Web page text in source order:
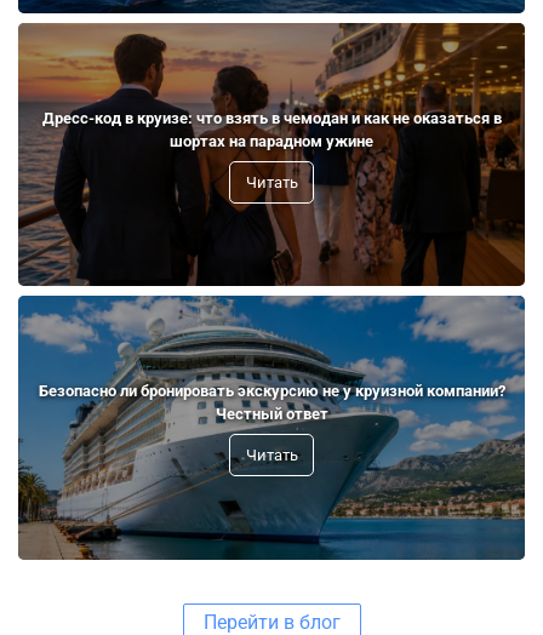
Дресс-код в круизе: что взять в чемодан и как не оказаться в
шортах на парадном ужине
Читать
Безопасно ли бронировать экскурсию не у круизной компании?
Честный ответ
Читать
Перейти в блог